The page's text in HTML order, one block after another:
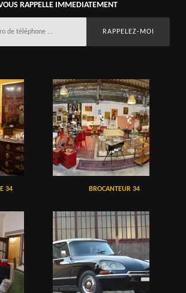
RAPPELLE IMMEDIATEMENT
34 BROCANTEUR 34